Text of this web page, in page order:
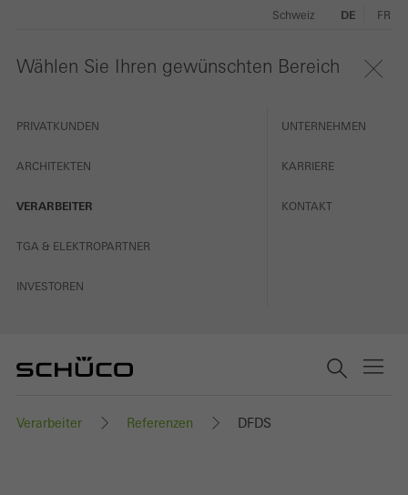
Wählen Sie Ihren gewünschten Bereich
PRIVATKUNDEN
ARCHITEKTEN
VERARBEITER
TGA & ELEKTROPARTNER
INVESTOREN
UNTERNEHMEN
KARRIERE
KONTAKT
Schweiz DE FR
Verarbeiter Referenzen DFDS